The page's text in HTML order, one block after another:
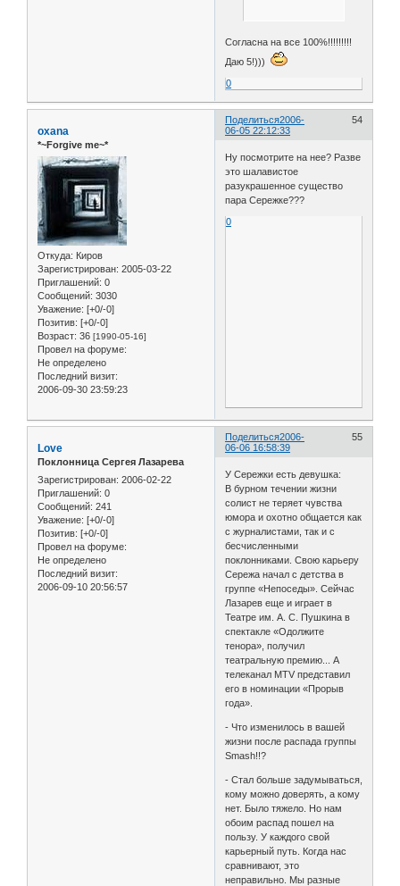
Согласна на все 100%!!!!!!!!!
Даю 5!)))
0
Поделиться 54
2006-
06-05 22:12:33
oxana
*~Forgive me~*
Откуда: Киров
Зарегистрирован: 2005-03-22
Приглашений: 0
Сообщений: 3030
Уважение: [+0/-0]
Позитив: [+0/-0]
Возраст: 36 [1990-05-16]
Провел на форуме:
Не определено
Последний визит:
2006-09-30 23:59:23
Ну посмотрите на нее? Разве
это шалавистое
разукрашенное существо
пара Сережке???
0
Поделиться 55
2006-
06-06 16:58:39
Love
Поклонница Сергея Лазарева
Зарегистрирован: 2006-02-22
Приглашений: 0
Сообщений: 241
Уважение: [+0/-0]
Позитив: [+0/-0]
Провел на форуме:
Не определено
Последний визит:
2006-09-10 20:56:57
У Сережки есть девушка:
В бурном течении жизни
солист не теряет чувства
юмора и охотно общается как
с журналистами, так и с
бесчисленными
поклонниками. Свою карьеру
Сережа начал с детства в
группе «Непоседы». Сейчас
Лазарев еще и играет в
Театре им. А. С. Пушкина в
спектакле «Одолжите
тенора», получил
театральную премию... А
телеканал МТV представил
его в номинации «Прорыв
года».
- Что изменилось в вашей
жизни после распада группы
Smash!!?
- Стал больше задумываться,
кому можно доверять, а кому
нет. Было тяжело. Но нам
обоим распад пошел на
пользу. У каждого свой
карьерный путь. Когда нас
сравнивают, это
неправильно. Мы разные